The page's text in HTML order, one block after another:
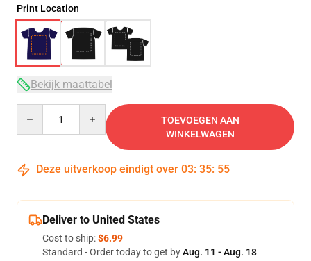
Print Location
Bekijk maattabel
TOEVOEGEN AAN
WINKELWAGEN
Deze uitverkoop eindigt over 03: 35: 54
Deliver to United States
Cost to ship:$6.99
Standard - Order today to get byAug. 11 - Aug. 18